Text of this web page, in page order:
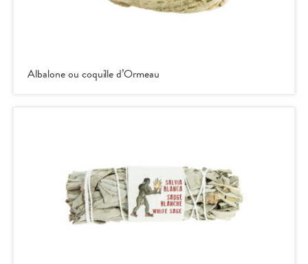
Albalone ou coquille d’Ormeau